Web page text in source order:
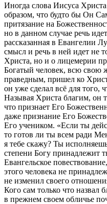
Иногда слова Иисуса
образом, что будто бы Он
притязание на
но в данном случае речь
рассказанная в Евангелии
смысл и речь в ней идет не
Христа, но и о лицемерии
Богатый человек, всю свою
праведным, пришел ко
он уже сделал всё для того,
Называя Христа благим, он
что признает Его
даже признание Его
Его учеником. «Если ты
то готов ли ты всем ради
я тебе скажу? Ты
степени Богу принадлежит
Евангельское
этого человека не
не изменил своего
Кого сам только что назвал
в прежнем своем обличье